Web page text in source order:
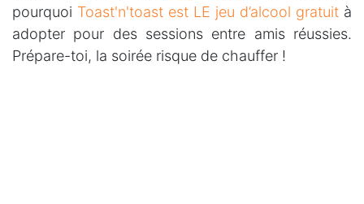
pourquoi Toast'n'toast est LE jeu d’alcool gratuit à
adopter pour des sessions entre amis réussies.
Prépare-toi, la soirée risque de chauffer !